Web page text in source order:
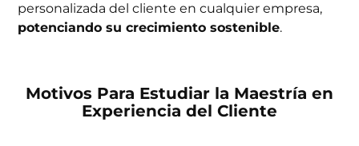
personalizada del cliente en cualquier empresa,
potenciando su crecimiento sostenible.
Motivos Para Estudiar la Maestría en
Experiencia del Cliente